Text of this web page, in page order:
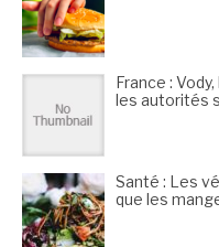
France :
les autorités
Santé : Les
que les